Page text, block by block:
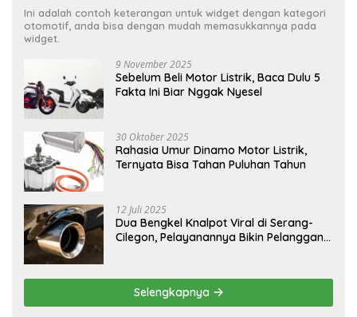
Ini adalah contoh keterangan untuk widget dengan kategori
otomotif, anda bisa dengan mudah memasukkannya pada
widget.
9 November 2025
Sebelum Beli Motor Listrik, Baca Dulu 5
Fakta Ini Biar Nggak Nyesel
30 Oktober 2025
Rahasia Umur Dinamo Motor Listrik,
Ternyata Bisa Tahan Puluhan Tahun
12 Juli 2025
Dua Bengkel Knalpot Viral di Serang-
Cilegon, Pelayanannya Bikin Pelanggan
Selengkapnya